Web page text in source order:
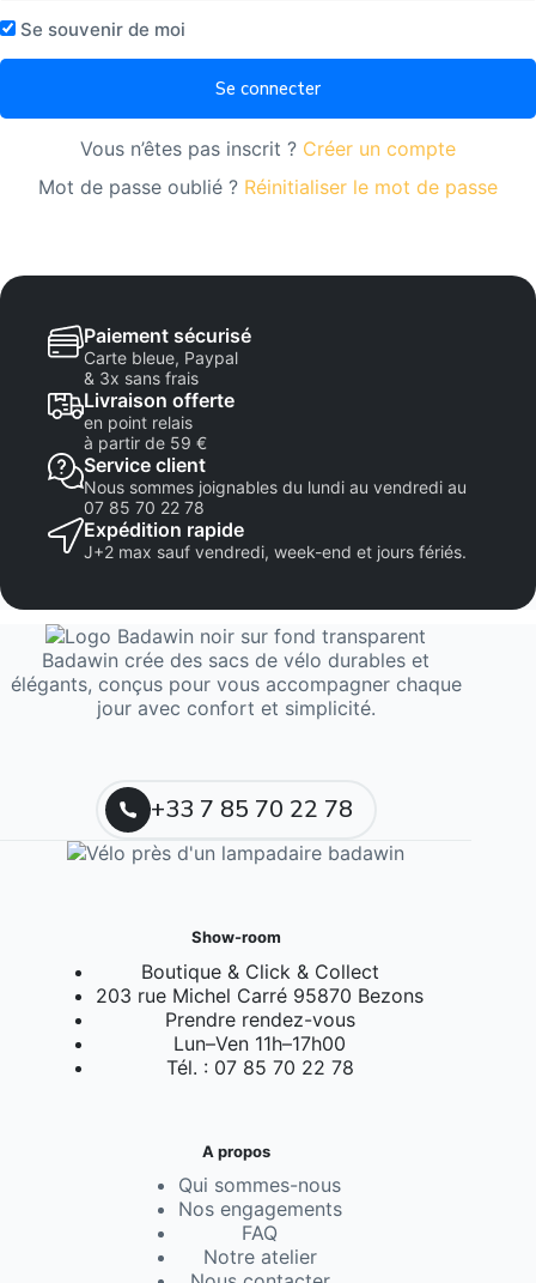
Se souvenir de moi
Vous n’êtes pas inscrit ? Créer un compte
Mot de passe oublié ? Réinitialiser le mot de passe
Paiement sécurisé
Carte bleue, Paypal
& 3x sans frais
Livraison offerte
en point relais
à partir de 59 €
Service client
Nous sommes joignables du lundi au vendredi au
07 85 70 22 78
Expédition rapide
J+2 max sauf vendredi, week-end et jours fériés.
Badawin crée des sacs de vélo durables et
élégants, conçus pour vous accompagner chaque
jour avec confort et simplicité.
+33 7 85 70 22 78
Show-room
Boutique & Click & Collect
203 rue Michel Carré 95870 Bezons
Prendre rendez-vous
Lun–Ven 11h–17h00
Tél. : 07 85 70 22 78
A propos
Qui sommes-nous
Nos engagements
FAQ
Notre atelier